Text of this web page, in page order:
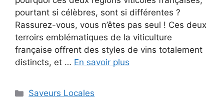
pourtant si célèbres, sont si différentes ?
Rassurez-vous, vous n’êtes pas seul ! Ces deux
terroirs emblématiques de la viticulture
française offrent des styles de vins totalement
distincts, et … En savoir plus
Categories
Saveurs Locales